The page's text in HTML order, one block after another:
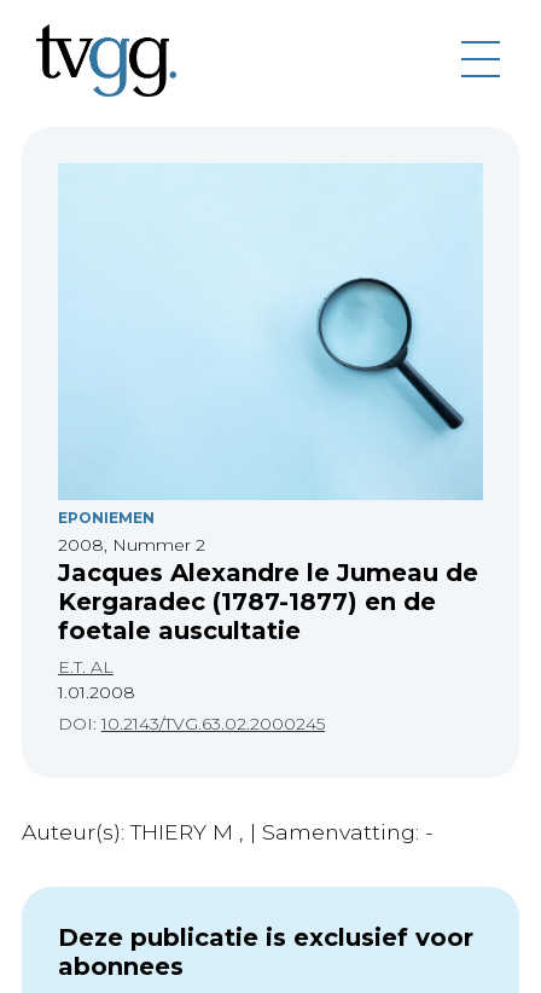
EPONIEMEN
2008, Nummer 2
Jacques Alexandre le Jumeau de
Kergaradec (1787-1877) en de
foetale auscultatie
E.T. AL
1.01.2008
DOI:10.2143/TVG.63.02.2000245
Auteur(s): THIERY M , | Samenvatting: -
Deze publicatie is exclusief voor
abonnees